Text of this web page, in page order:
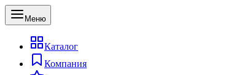
Меню
Каталог
Компания